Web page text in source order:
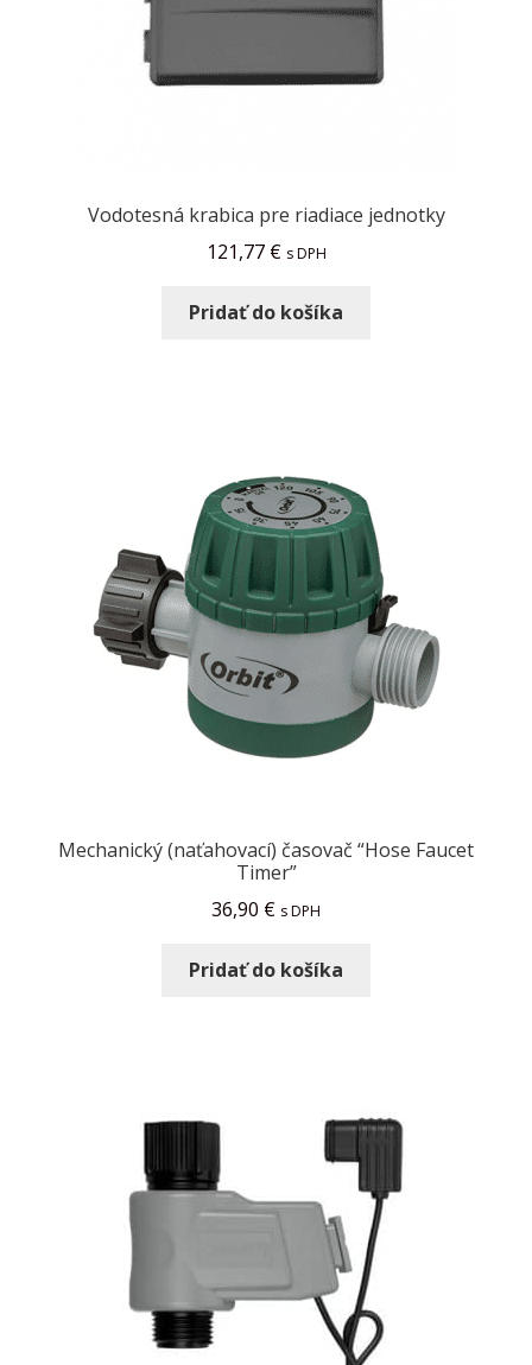
Vodotesná krabica pre riadiace jednotky
121,77 € s DPH
Pridať do košíka
Mechanický (naťahovací) časovač “Hose Faucet
Timer”
36,90 € s DPH
Pridať do košíka